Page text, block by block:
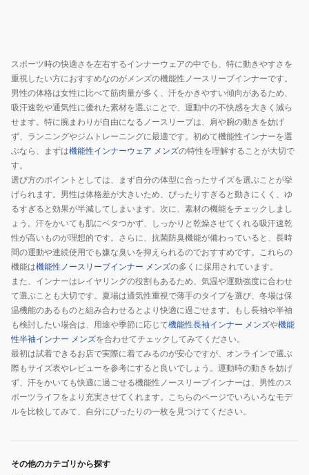
スポーツ時の快適さを左右するインナーウェアの中でも、特に動きやすさを
重視したい方におすすめなのがメンズの機能性ノースリーブインナーです。
男性の体格は女性に比べて筋肉量が多く、汗をかきやすい傾向があるため、
吸汗速乾や通気性に優れた素材を選ぶことで、運動中の不快感を大きく減ら
せます。特に腕まわりが自由になるノースリーブは、肩や腕の動きを妨げ
ず、ランニングやジムトレーニングに最適です。初めて機能性インナーを選
ぶなら、まずは機能性インナーウェア メンズの特性を理解することが大切で
す。
選び方のポイントとしては、まず自分の体型に合ったサイズを選ぶことが挙
げられます。男性は体格差が大きいため、ぴったりすぎると動きにくく、ゆ
るすぎると効果が半減してしまいます。次に、素材の機能をチェックしまし
ょう。汗をかいても肌にベタつかず、しっかりと乾燥させてくれる吸汗速乾
性が高いものが理想的です。さらに、抗菌防臭機能が備わっていると、長時
間の運動や連続使用でも嫌な臭いを抑えられるのでおすすめです。これらの
機能は機能性ノースリーブインナー メンズの多くに採用されています。
また、インナーはレイヤリングの役割もあるため、気温や運動強度に合わせ
て選ぶことも大切です。夏場は通気性重視で薄手のタイプを選び、冬場は保
温機能のあるものと組み合わせるとより快適に過ごせます。もし長袖や半袖
も検討したい場合は、用途や季節に応じて機能性長袖インナー メンズや機能
性半袖インナー メンズを合わせてチェックしてみてください。
最初は試着できるお店で実際に着てみるのが安心ですが、オンラインで選ぶ
際もサイズ表やレビューを参考にすると良いでしょう。運動時の動きを妨げ
ず、汗をかいても快適に過ごせる機能性ノースリーブインナーは、男性のス
ポーツライフをより充実させてくれます。こちらのページでいろいろなモデ
ルを比較してみて、自分にぴったりの一枚を見つけてください。
その他のカテゴリから探す